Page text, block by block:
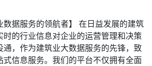
据服务的领航者】 在日益发展的建筑
时的行业信息对企业的运营管理和决策
通，作为建筑业大数据服务的先锋，致
式信息服务。我们的平台不仅拥有全面